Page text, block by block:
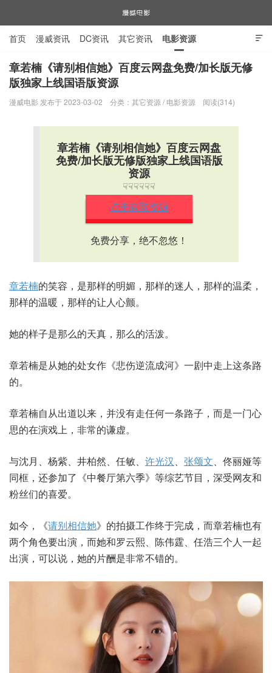
漫威电影

首页 漫威资讯 DC资讯 其它资讯 电影资源
电视剧资源 漫威图片
章若楠《请别相信她》百度云网盘免费/加长版无修
版独家上线国语版资源
漫威电影 发布于 2023-03-02 分类： 其它资源 / 电影资源 阅读(314)
章若楠《请别相信她》百度云网盘
免费/加长版无修版独家上线国语版
资源
☟☟☟☟☟☟
点击获取资源
免费分享，绝不忽悠！
章若楠的笑容，是那样的明媚，那样的迷人，那样的温柔，
那样的温暖，那样的让人心颤。
她的样子是那么的天真，那么的活泼。
章若楠是从她的处女作《悲伤逆流成河》一剧中走上这条路
的。
章若楠自从出道以来，并没有走任何一条路子，而是一门心
思的在演戏上，非常的谦虚。
与沈月、杨紫、井柏然、任敏、 许光汉、 张颂文、佟丽娅等
同框，还参加了《中餐厅第六季》等综艺节目，深受网友和
粉丝们的喜爱。
如今，《请别相信她》的拍摄工作终于完成，而章若楠也有
两个角色要出演，而她和罗云熙、陈伟霆、任浩三个人一起
出演，可以说，她的片酬是非常不错的。